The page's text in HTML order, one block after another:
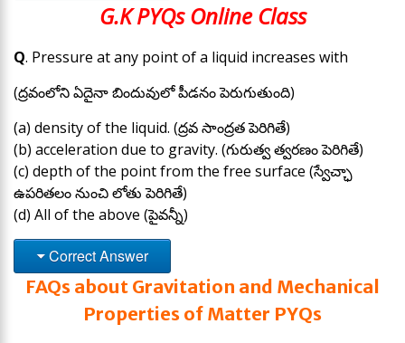
G.K PYQs Online Class
Q. Pressure at any point of a liquid increases with
(ద్రవంలోని ఏదైనా బిందువులో పీడనం పెరుగుతుంది)
(a) density of the liquid. (ద్రవ సాంద్రత పెరిగితే)
(b) acceleration due to gravity. (గురుత్వ త్వరణం పెరిగితే)
(c) depth of the point from the free surface (స్వేచ్ఛా
ఉపరితలం నుంచి లోతు పెరిగితే)
(d) All of the above (పైవన్నీ)
Correct Answer
FAQs about Gravitation and Mechanical
Properties of Matter PYQs